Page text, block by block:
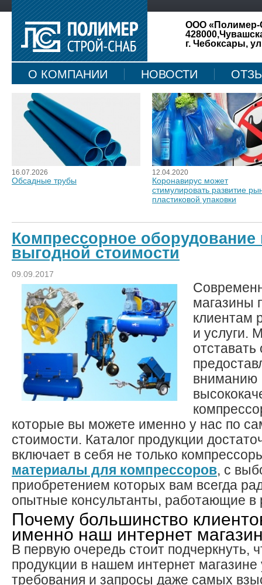
ООО «Полимер-
г. Чебоксары,
О КОМПАНИИ НОВОСТИ
КАРТА САЙТА
16.07.2026
Обсадные трубы
12.04.2020
Коронавирус может
стимулировать развитие
пластиковой упаковки
Компрессорное оборудование
выгодной стоимости
09.09.2017
магазины
клиентам
и услуги.
вниманию
которые вы можете именно у нас по
стоимости. Каталог продукции
включает в себя не только
материалы для компрессоров, с
приобретением которых вам всегда
опытные консультанты, работающие
Почему большинство
именно наш интернет
В первую очередь стоит подчеркнуть,
продукции в нашем интернет магазине
требования и запросы даже самых